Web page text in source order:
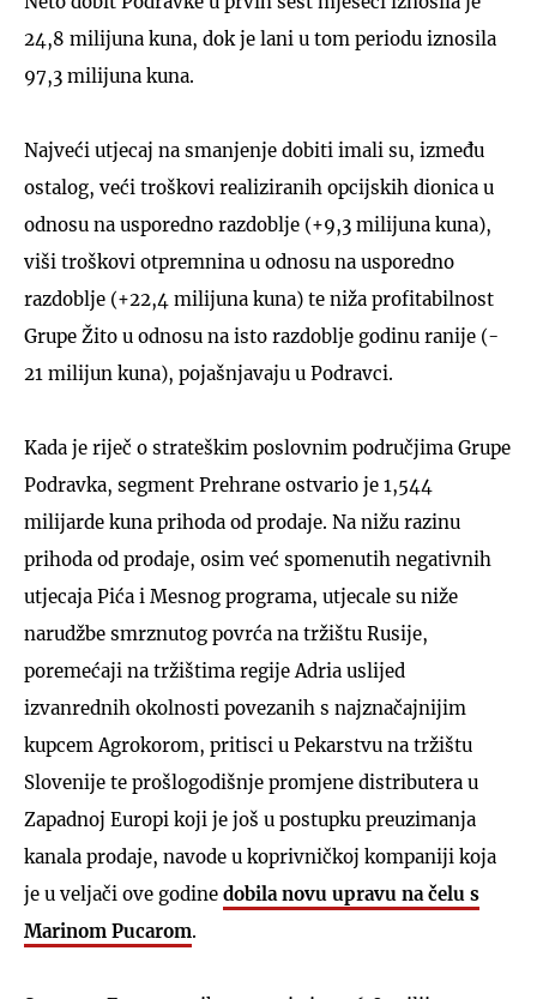
24,8 milijuna kuna, dok je lani u tom periodu iznosila
97,3 milijuna kuna.
Najveći utjecaj na smanjenje dobiti imali su, između
ostalog, veći troškovi realiziranih opcijskih dionica u
odnosu na usporedno razdoblje (+9,3 milijuna kuna),
viši troškovi otpremnina u odnosu na usporedno
razdoblje (+22,4 milijuna kuna) te niža profitabilnost
Grupe Žito u odnosu na isto razdoblje godinu ranije (-
21 milijun kuna), pojašnjavaju u Podravci.
Kada je riječ o strateškim poslovnim područjima Grupe
Podravka, segment Prehrane ostvario je 1,544
milijarde kuna prihoda od prodaje. Na nižu razinu
prihoda od prodaje, osim već spomenutih negativnih
utjecaja Pića i Mesnog programa, utjecale su niže
narudžbe smrznutog povrća na tržištu Rusije,
poremećaji na tržištima regije Adria uslijed
izvanrednih okolnosti povezanih s najznačajnijim
kupcem Agrokorom, pritisci u Pekarstvu na tržištu
Slovenije te prošlogodišnje promjene distributera u
Zapadnoj Europi koji je još u postupku preuzimanja
kanala prodaje, navode u koprivničkoj kompaniji koja
je u veljači ove godine dobila novu upravu na čelu s
Marinom Pucarom.